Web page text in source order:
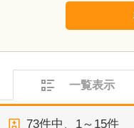
一覧表示
73件中、 1～15件